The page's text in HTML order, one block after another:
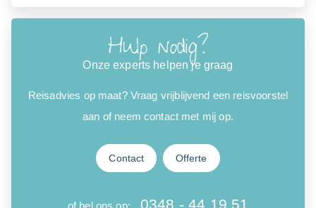
Hulp nodig?
Onze experts helpen je graag
Reisadvies op maat? Vraag vrijblijvend een reisvoorstel
aan of neem contact met mij op.
Contact Offerte
of bel ons op: 0348 - 44 19 51